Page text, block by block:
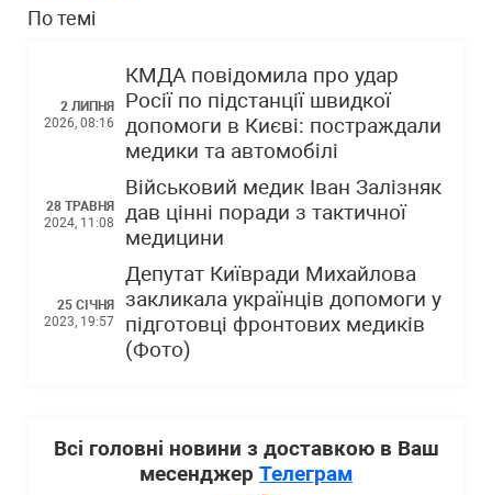
По темі
2 ЛИПНЯ
2026, 08:16
КМДА повідомила про удар
Росії по підстанції швидкої
допомоги в Києві: постраждали
медики та автомобілі
28 ТРАВНЯ
2024, 11:08
Військовий медик Іван Залізняк
дав цінні поради з тактичної
медицини
25 СІЧНЯ
2023, 19:57
Депутат Київради Михайлова
закликала українців допомоги у
підготовці фронтових медиків
(Фото)
Всі головні новини з доставкою в Ваш
месенджер Телеграм